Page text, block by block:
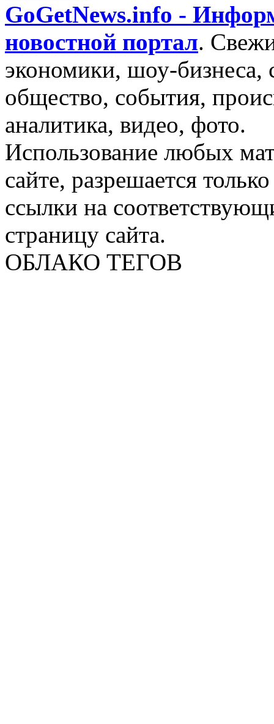
GoGetNews.info -
новостной портал.
экономики, шоу-бизнеса,
общество, события,
аналитика, видео, фото.
Использование любых
сайте, разрешается
ссылки на
страницу сайта.
ОБЛАКО ТЕГОВ